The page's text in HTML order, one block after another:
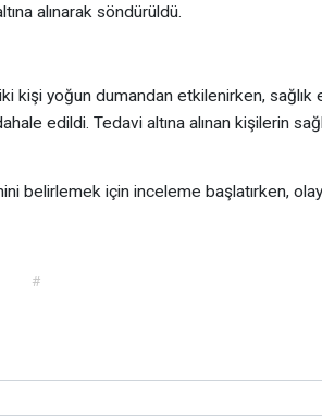
alınarak söndürüldü.
iki kişi yoğun dumandan etkilenirken, sağlık
edildi. Tedavi altına alınan kişilerin
belirlemek için inceleme başlatırken,
#